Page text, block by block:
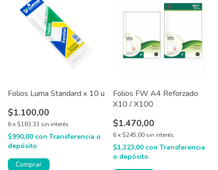
Folios Luma Standard x 10 u
$1.100,00
6x $183,33 sin interés
$990,00 con Transferencia o
depósito
Comprar
Folios FW A4 Reforzado
X10 / X100
$1.470,00
6x $245,00 sin interés
$1.323,00 con Transferencia
o depósito